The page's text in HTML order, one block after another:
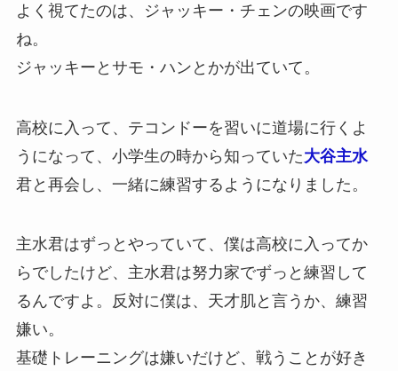
よく視てたのは、ジャッキー・チェンの映画です
ね。
ジャッキーとサモ・ハンとかが出ていて。
高校に入って、テコンドーを習いに道場に行くよ
うになって、小学生の時から知っていた大谷主水
君と再会し、一緒に練習するようになりました。
主水君はずっとやっていて、僕は高校に入ってか
らでしたけど、主水君は努力家でずっと練習して
るんですよ。反対に僕は、天才肌と言うか、練習
嫌い。
基礎トレーニングは嫌いだけど、戦うことが好き